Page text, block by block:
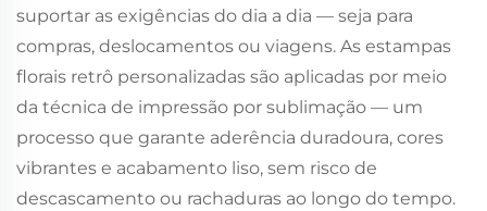
suportar as exigências do dia a dia — seja para
compras, deslocamentos ou viagens. As estampas
florais retrô personalizadas são aplicadas por meio
da técnica de impressão por sublimação — um
processo que garante aderência duradoura, cores
vibrantes e acabamento liso, sem risco de
descascamento ou rachaduras ao longo do tempo.